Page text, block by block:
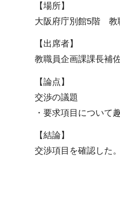
【場所】
大阪府庁別館5階 教
【出席者】
教職員企画課課長補
【論点】
交渉の議題
・要求項目について
【結論】
交渉項目を確認した。